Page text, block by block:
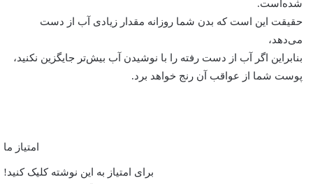
شده‌است.
حقیقت این است که بدن شما روزانه مقدار زیادی آب از دست
می‌دهد،
بنابراین اگر آب از دست رفته را با نوشیدن آب بیش‌تر جایگزین نکنید،
پوست شما از عواقب آن رنج خواهد برد.
امتیاز ما
برای امتیاز به این نوشته کلیک کنید!